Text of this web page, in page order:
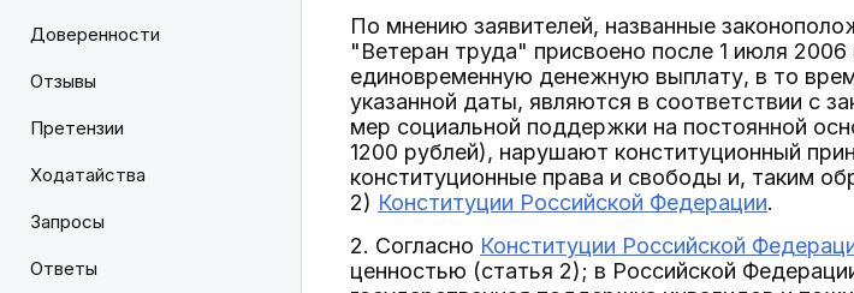
Доверенности
Отзывы
Претензии
Ходатайства
Запросы
Ответы
По мнению заявителей, названные
"Ветеран труда" присвоено после 1 июля
единовременную денежную выплату, в то
указанной даты, являются в соответствии с
мер социальной поддержки на постоянной
1200 рублей), нарушают конституционный
конституционные права и свободы и, таким
2) Конституции Российской Федерации.
2. Согласно Конституции Российской
ценностью (статья 2); в Российской